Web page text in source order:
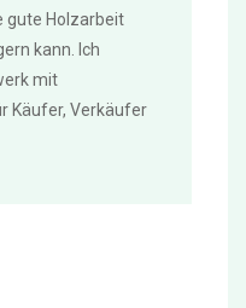
gute Holzarbeit
kann. Ich
mit
Käufer, Verkäufer